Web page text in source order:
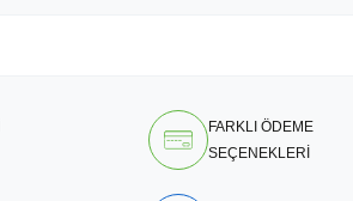
FARKLI ÖDEME
SEÇENEKLERİ